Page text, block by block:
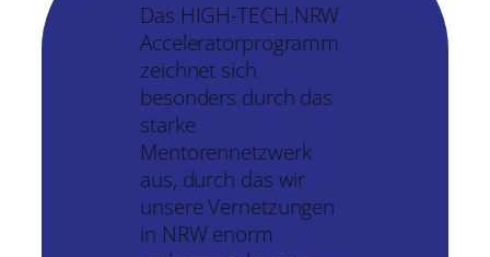
Das HIGH-TECH.NRW
Acceleratorprogramm
zeichnet sich
besonders durch das
starke
Mentorennetzwerk
aus, durch das wir
unsere Vernetzungen
in NRW enorm